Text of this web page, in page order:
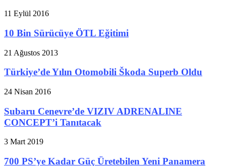
11 Eylül 2016
10 Bin Sürücüye ÖTL Eğitimi
21 Ağustos 2013
Türkiye’de Yılın Otomobili Škoda Superb Oldu
24 Nisan 2016
Subaru Cenevre’de VIZIV ADRENALINE
CONCEPT’i Tanıtacak
3 Mart 2019
700 PS’ye Kadar Güç Üretebilen Yeni Panamera